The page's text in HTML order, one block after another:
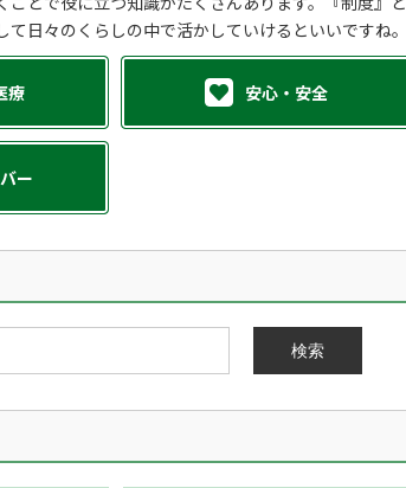
日々のくらしの中で活かしていけるといいですね。
療 安心・安全
ー
検索